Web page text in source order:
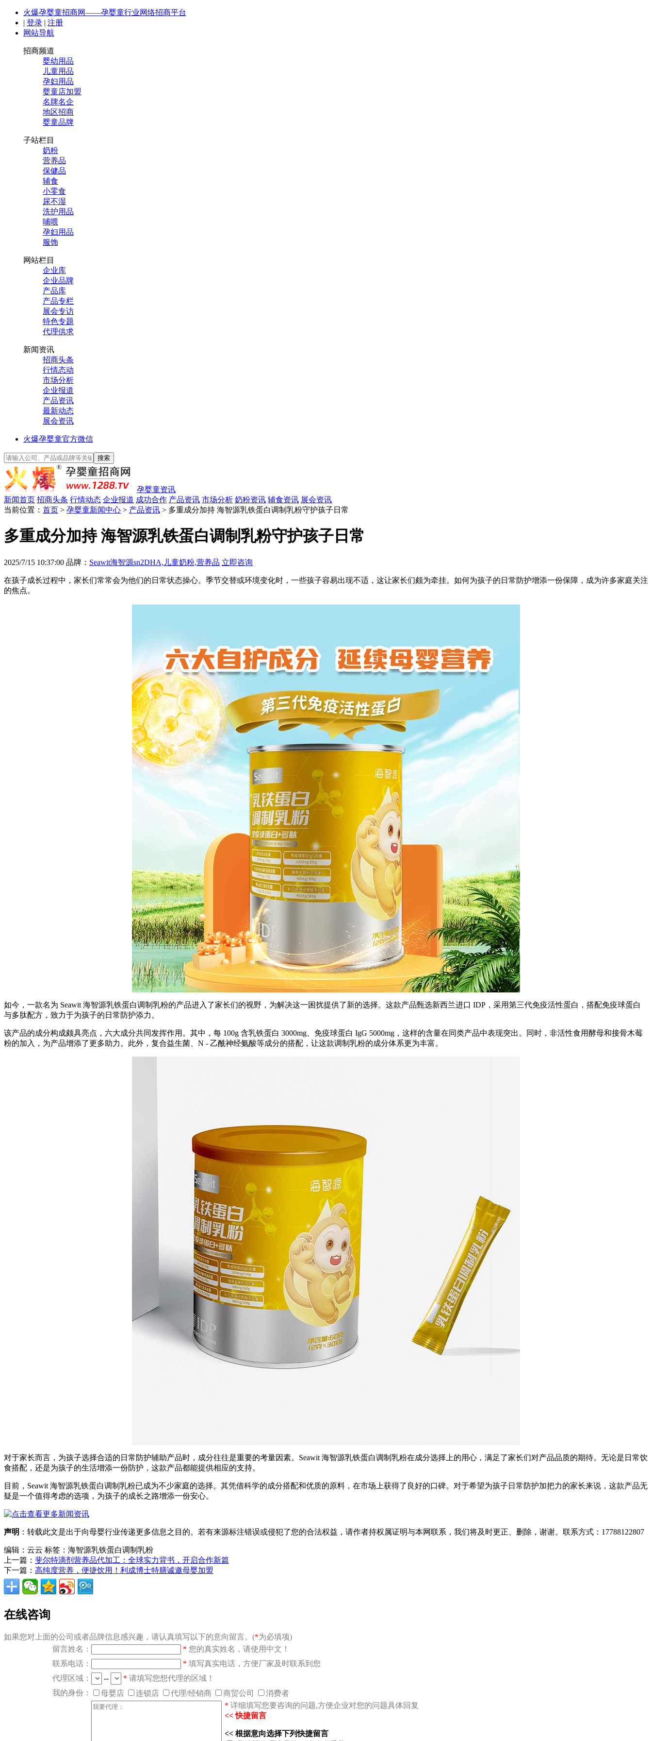
火爆孕婴童招商网——孕婴童行业网络招商平台
| 登录 | 注册
网站导航
招商频道
婴幼用品
儿童用品
孕妇用品
婴童店加盟
名牌名企
地区招商
婴童品牌
子站栏目
奶粉
营养品
保健品
辅食
小零食
尿不湿
洗护用品
哺喂
孕妇用品
服饰
网站栏目
企业库
企业品牌
产品库
产品专栏
展会专访
特色专题
代理供求
新闻资讯
招商头条
行情态动
市场分析
企业报道
产品资讯
最新动态
展会资讯
火爆孕婴童官方微信
孕婴童资讯
新闻首页 招商头条 行情动态 企业报道 成功合作 产品资讯 市场分析 奶粉资讯 辅食资讯 展会资讯
当前位置： 首页 > 孕婴童新闻中心 > 产品资讯 > 多重成分加持 海智源乳铁蛋白调制乳粉守护孩子日常
多重成分加持 海智源乳铁蛋白调制乳粉守护孩子日常
2025/7/15 10:37:00 品牌： Seawit海智源sn2DHA,儿童奶粉,营养品 立即咨询
在孩子成长过程中，家长们常常会为他们的日常状态操心。季节交替或环境变化时，一些孩子容易出现不适，这让家长们颇为牵挂。如何为孩子的日常防护增添一份保障，成为许多家庭关注
的焦点。
如今，一款名为 Seawit 海智源乳铁蛋白调制乳粉的产品进入了家长们的视野，为解决这一困扰提供了新的选择。这款产品甄选新西兰进口 IDP，采用第三代免疫活性蛋白，搭配免疫球蛋白
与多肽配方，致力于为孩子的日常防护添力。
该产品的成分构成颇具亮点，六大成分共同发挥作用。其中，每 100g 含乳铁蛋白 3000mg、免疫球蛋白 IgG 5000mg，这样的含量在同类产品中表现突出。同时，非活性食用酵母和接骨木莓
粉的加入，为产品增添了更多助力。此外，复合益生菌、N - 乙酰神经氨酸等成分的搭配，让这款调制乳粉的成分体系更为丰富。
对于家长而言，为孩子选择合适的日常防护辅助产品时，成分往往是重要的考量因素。Seawit 海智源乳铁蛋白调制乳粉在成分选择上的用心，满足了家长们对产品品质的期待。无论是日常饮
食搭配，还是为孩子的生活增添一份防护，这款产品都能提供相应的支持。
目前，Seawit 海智源乳铁蛋白调制乳粉已成为不少家庭的选择。其凭借科学的成分搭配和优质的原料，在市场上获得了良好的口碑。对于希望为孩子日常防护加把力的家长来说，这款产品无
疑是一个值得考虑的选项，为孩子的成长之路增添一份安心。
声明 ：转载此文是出于向母婴行业传递更多信息之目的。若有来源标注错误或侵犯了您的合法权益，请作者持权属证明与本网联系，我们将及时更正、删除，谢谢。联系方式：17788122807
编辑：云云 标签：海智源乳铁蛋白调制乳粉
上一篇： 斐尔特滴剂营养品代加工：全球实力背书，开启合作新篇
下一篇： 高纯度营养，便捷饮用！利成博士特膳诚邀母婴加盟
在线咨询
如果您对上面的公司或者品牌信息感兴趣，请认真填写以下的意向留言。(*为必填项)
留言姓名：
* 您的真实姓名，请使用中文！
联系电话：
* 填写真实电话，方便厂家及时联系到您
代理区域：
-- * 请填写您想代理的区域！
我的身份：
母婴店 连锁店 代理/经销商 商贸公司
消费者
* 详细填写您要咨询的问题,方便企业对您的问题具体回复
<< 快捷留言
<< 根据意向选择下列快捷留言